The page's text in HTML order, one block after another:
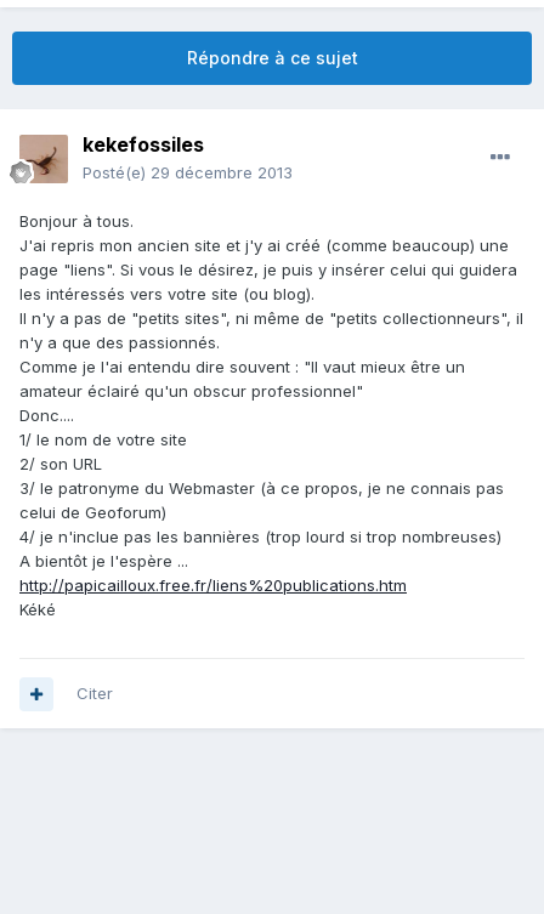
Répondre à ce sujet
kekefossiles
Posté(e) 29 décembre 2013
Bonjour à tous.
J'ai repris mon ancien site et j'y ai créé (comme beaucoup) une
page "liens". Si vous le désirez, je puis y insérer celui qui guidera
les intéressés vers votre site (ou blog).
Il n'y a pas de "petits sites", ni même de "petits collectionneurs", il
n'y a que des passionnés.
Comme je l'ai entendu dire souvent : "Il vaut mieux être un
amateur éclairé qu'un obscur professionnel"
Donc....
1/ le nom de votre site
2/ son URL
3/ le patronyme du Webmaster (à ce propos, je ne connais pas
celui de Geoforum)
4/ je n'inclue pas les bannières (trop lourd si trop nombreuses)
A bientôt je l'espère ...
http://papicailloux.free.fr/liens%20publications.htm
Kéké
Citer